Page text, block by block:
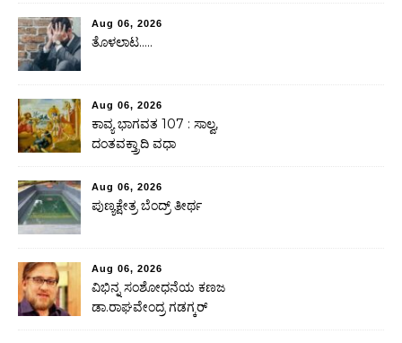
Aug 06, 2026
ತೊಳಲಾಟ…..
Aug 06, 2026
ಕಾವ್ಯ ಭಾಗವತ 107 : ಸಾಲ್ವ,
ದಂತವಕ್ತ್ರಾದಿ ವಧಾ
Aug 06, 2026
ಪುಣ್ಯಕ್ಷೇತ್ರ ಬೆಂದ್ರ್ ತೀರ್ಥ
Aug 06, 2026
ವಿಭಿನ್ನ ಸಂಶೋಧನೆಯ ಕಣಜ
ಡಾ.ರಾಘವೇಂದ್ರ ಗಡಗ್ಕರ್